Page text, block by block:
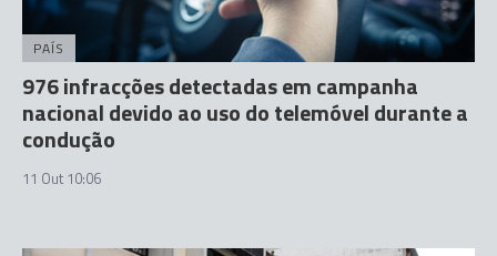
PAÍS
976 infracções detectadas em campanha
nacional devido ao uso do telemóvel durante a
condução
11 Out 10:06